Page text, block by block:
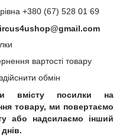
+380 (67) 528 01 69
вартості товару
обмін
вмісту посилки на
товару, ми повертаємо
або надсилаємо інший